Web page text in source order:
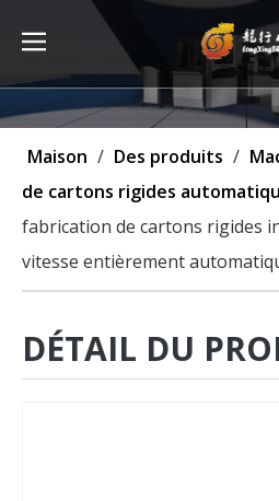
Maison / Des produits /
de cartons rigides
fabrication de cartons rigides
vitesse entièrement
DÉTAIL DU